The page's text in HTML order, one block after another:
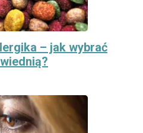
– jak wybrać